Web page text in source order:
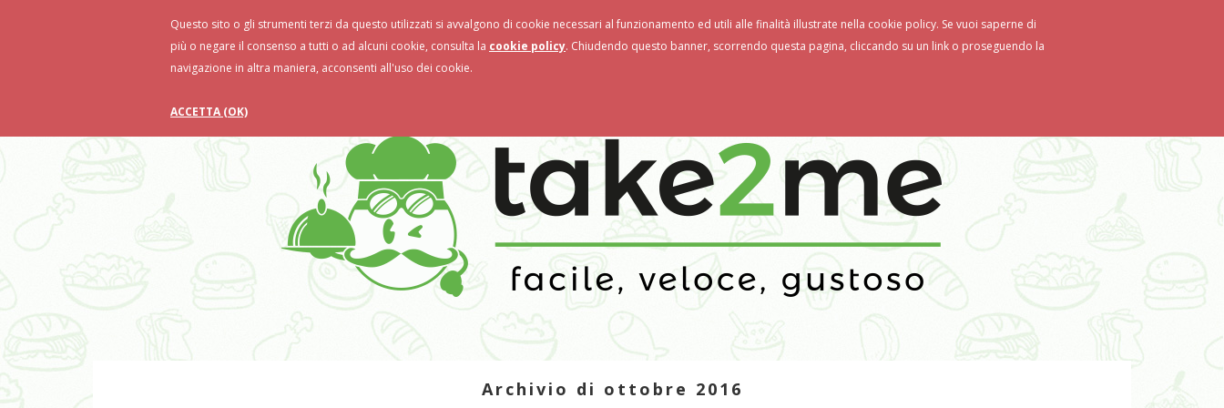
Ricette Food Tips Ristoranti Novità & Promo
Archivio di ottobre 2016
Questo sito o gli strumenti terzi da questo utilizzati si avvalgono di cookie necessari al funzionamento ed utili alle finalità illustrate nella cookie policy. Se vuoi saperne di
più o negare il consenso a tutti o ad alcuni cookie, consulta la cookie policy. Chiudendo questo banner, scorrendo questa pagina, cliccando su un link o proseguendo la
navigazione in altra maniera, acconsenti all'uso dei cookie.
ACCETTA (OK)